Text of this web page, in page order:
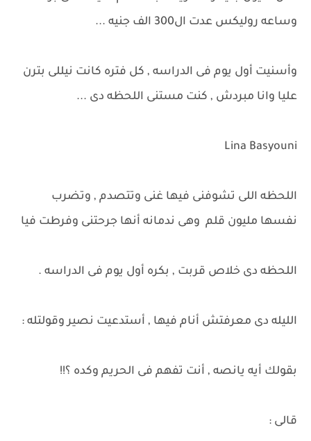
وساعه روليكس عدت ال300 الف جنيه ...
وأسنيت أول يوم فى الدراسه , كل فتره كانت نيللى بترن
عليا وانا مبردش , كنت مستنى اللحظه دى ...
Lina Basyouni
اللحظه اللى تشوفنى فيها غنى وتتصدم , وتضرب
نفسها مليون قلم وهى ندمانه أنها جرحتنى وفرطت فيا
اللحظه دى خلاص قربت , بكره أول يوم فى الدراسه .
الليله دى معرفتش أنام فيها , أستدعيت نصير وقولتله :
بقولك أيه يانصه , أنت تفهم فى الحريم وكده ؟!!
قالى :